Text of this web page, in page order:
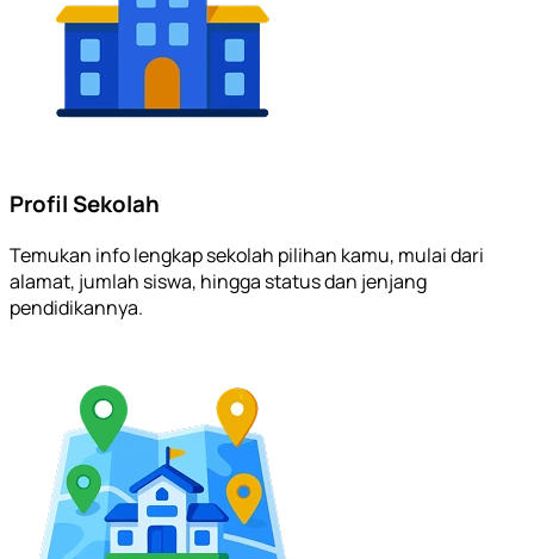
Profil Sekolah
Temukan info lengkap sekolah pilihan kamu, mulai dari
alamat, jumlah siswa, hingga status dan jenjang
pendidikannya.